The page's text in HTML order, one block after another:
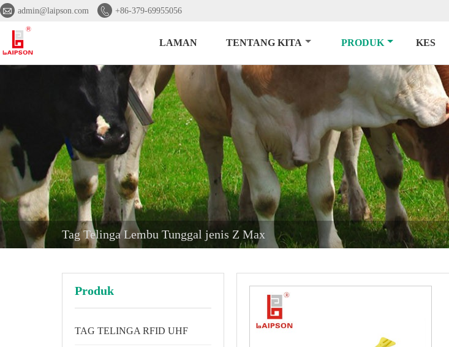
 admin@laipson.com  +86-379-69955056
LAMAN TENTANG KITA PRODUK KES
Tag Telinga Lembu Tunggal jenis Z Max
Produk
TAG TELINGA RFID UHF